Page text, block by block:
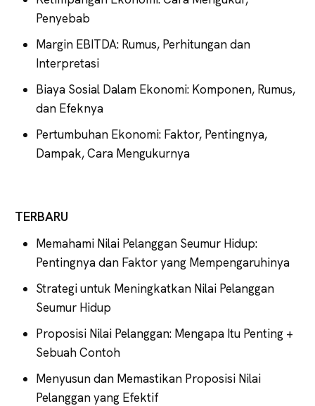
Penyebab
Margin EBITDA: Rumus, Perhitungan dan
Interpretasi
Biaya Sosial Dalam Ekonomi: Komponen, Rumus,
dan Efeknya
Pertumbuhan Ekonomi: Faktor, Pentingnya,
Dampak, Cara Mengukurnya
TERBARU
Memahami Nilai Pelanggan Seumur Hidup:
Pentingnya dan Faktor yang Mempengaruhinya
Strategi untuk Meningkatkan Nilai Pelanggan
Seumur Hidup
Proposisi Nilai Pelanggan: Mengapa Itu Penting +
Sebuah Contoh
Menyusun dan Memastikan Proposisi Nilai
Pelanggan yang Efektif